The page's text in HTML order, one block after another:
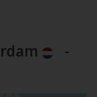
-